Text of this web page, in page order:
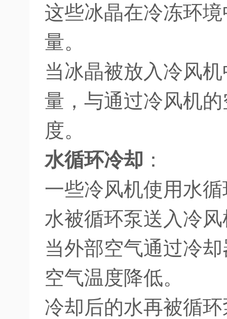
这些冰晶在冷冻环
量。
当冰晶被放入冷风
量，与通过冷风机
度。
水循环冷却 ：
一些冷风机使用水
水被循环泵送入冷
当外部空气通过冷
空气温度降低。
冷却后的水再被循